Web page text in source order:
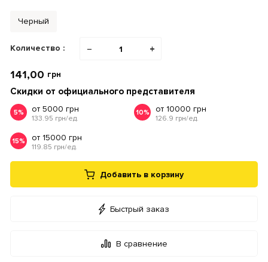
Черный
Количество : − +
141,00 грн
Скидки от официального представителя
5% от 5000 грн
133.95 грн/ед.
10% от 10000 грн
126.9 грн/ед.
15% от 15000 грн
119.85 грн/ед.
Добавить в корзину
Быстрый заказ
В сравнение